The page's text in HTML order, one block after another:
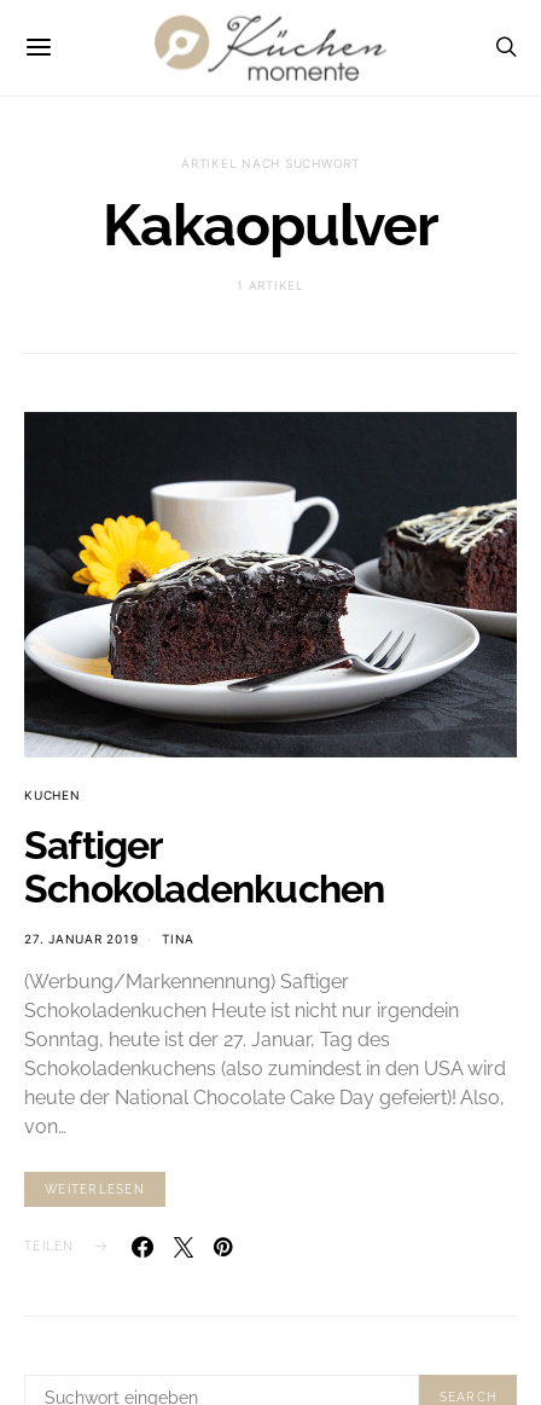
ARTIKEL NACH SUCHWORT
Kakaopulver
1 ARTIKEL
KUCHEN
Saftiger
Schokoladenkuchen
27. JANUAR 2019 TINA
(Werbung/Markennennung) Saftiger
Schokoladenkuchen Heute ist nicht nur irgendein
Sonntag, heute ist der 27. Januar, Tag des
Schokoladenkuchens (also zumindest in den USA wird
heute der National Chocolate Cake Day gefeiert)! Also,
von…
WEITERLESEN
TEILEN
SUCHE
SEARCH